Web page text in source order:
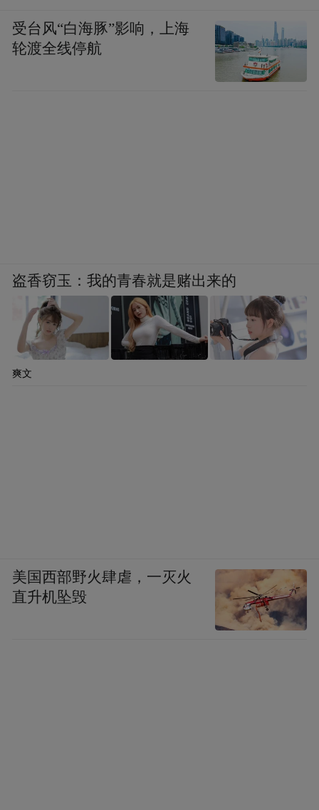
来源：启东发布
“特别声明：以上作品内容(包括在内的视频、图片或音
频)为凤凰网旗下自媒体平台“大风号”用户上传并发
布，本平台仅提供信息存储空间服务。
Notice: The content above (including the videos,
受台风“白海豚”影响，上海
轮渡全线停航
盗香窃玉：我的青春就是赌出来的
爽文
美国西部野火肆虐，一灭火
直升机坠毁